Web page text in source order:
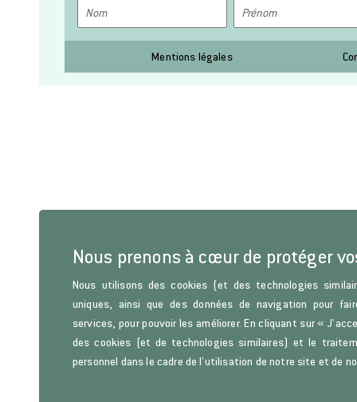
Mentions légales
Nous prenons à cœur de protéger
Nous utilisons des cookies (et des technologies
uniques, ainsi que des données de navigation pour
services, pour pouvoir les améliorer. En cliquant sur «
des cookies (et de technologies similaires) et le
personnel dans le cadre de l’utilisation de notre site et de